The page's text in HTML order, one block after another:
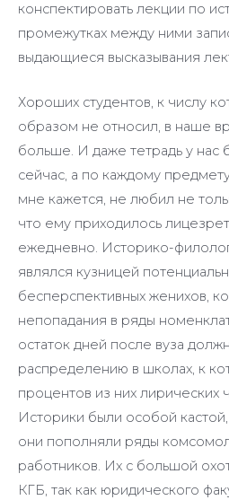
конспектировать лекции по
промежутках между ними
выдающиеся высказывания
Хороших студентов, к числу
образом не относил, в наше
больше. И даже тетрадь у нас
сейчас, а по каждому
мне кажется, не любил не
что ему приходилось
ежедневно. Историко-
являлся кузницей
бесперспективных женихов,
непопадания в ряды
остаток дней после вуза
распределению в школах, к
процентов из них лирических
Историки были особой
они пополняли ряды
работников. Их с большой
КГБ, так как юридического